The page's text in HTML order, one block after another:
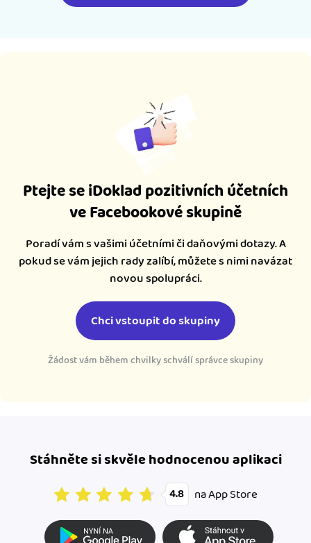
Ptejte se iDoklad pozitivních účetních
ve Facebookové skupině
Poradí vám s vašimi účetními či daňovými dotazy. A
pokud se vám jejich rady zalíbí, můžete s nimi navázat
novou spolupráci.
Chci vstoupit do skupiny
Žádost vám během chvilky schválí správce skupiny
Stáhněte si skvěle hodnocenou aplikaci
4.8 na App Store